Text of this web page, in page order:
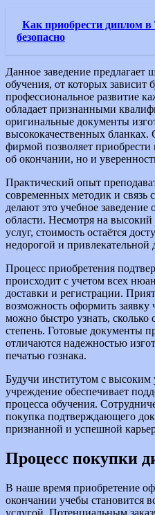
Как приобрести диплом
безопасно
Данное заведение
обучения, от которых зависит
профессиональное развитие
обладает признанными
оригинальные документы
высококачественных бланках.
фирмой позволяет
об окончании, но и
Практический опыт
современных методик и связь
делают это учебное
области. Несмотря на
услуг, стоимость остаётся
недорогой и привлекательной
Процесс приобретения
происходит с учетом всех
доставки и регистрации.
возможность оформить заявку
можно быстро узнать, сколько
степень. Готовые документы
отличаются надежностью
печатью гознака.
Будучи институтом с высоким
учреждение обеспечивает
процесса обучения.
покупка подтверждающего
признанной и успешной
Процесс покупки
В наше время приобретение
окончании учебы становится
услугой. Потенциальным